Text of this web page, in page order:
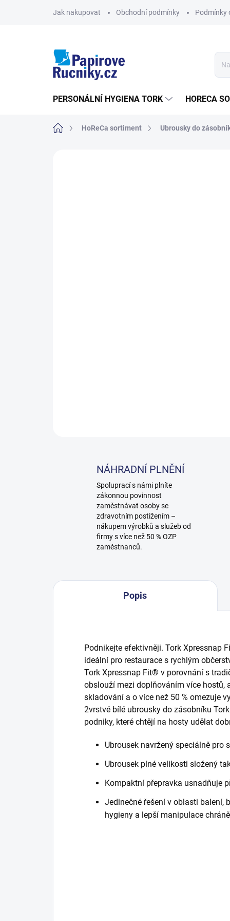
Jak nakupovat Obchodní podmínky Podmínky
PERSONÁLNÍ HYGIENA TORK HORECA
Domů HoReCa sortiment Ubrousky do
NÁHRADNÍ PLNĚNÍ
Spoluprací s námi plníte
zákonnou povinnost
zaměstnávat osoby se
zdravotním postižením –
nákupem výrobků a služeb od
firmy s více než 50 % OZP
zaměstnanců.
Popis
Podnikejte efektivněji. Tork Xpressnap
ideální pro restaurace s rychlým
Tork Xpressnap Fit® v porovnání s
obslouží mezi doplňováním více hostů,
skladování a o více než 50 % omezuje
2vrstvé bílé ubrousky do zásobníku
podniky, které chtějí na hosty udělat
Ubrousek navržený speciálně pro
Ubrousek plné velikosti složený
Kompaktní přepravka usnadňuje
Jedinečné řešení v oblasti balení,
hygieny a lepší manipulace